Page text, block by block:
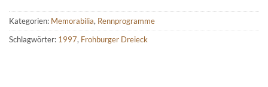
Kategorien: Memorabilia, Rennprogramme
Schlagwörter: 1997, Frohburger Dreieck